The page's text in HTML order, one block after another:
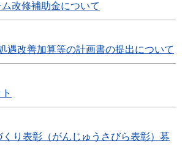
改修補助金について
遇改善加算等の計画書の提出について
り表彰（がんじゅうさびら表彰）募